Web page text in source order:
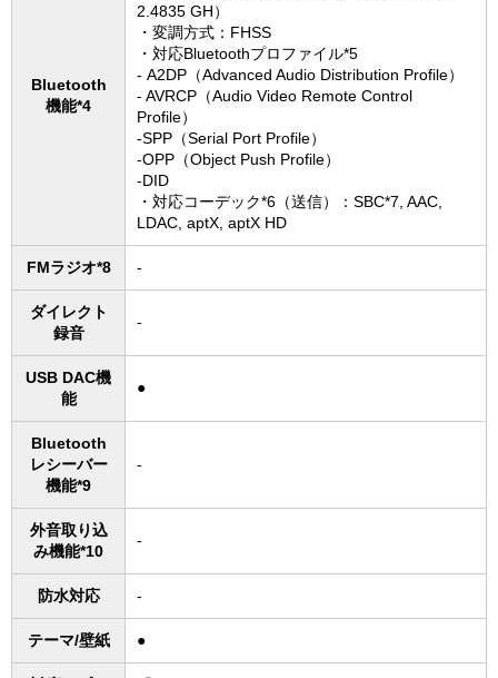
Bluetooth
機能*4
2.4835 GH）
・変調方式：FHSS
・対応Bluetoothプロファイル*5
- A2DP（Advanced Audio Distribution Profile）
- AVRCP（Audio Video Remote Control
Profile）
-SPP（Serial Port Profile）
-OPP（Object Push Profile）
-DID
・対応コーデック*6（送信）：SBC*7, AAC,
LDAC, aptX, aptX HD
FMラジオ*8 -
ダイレクト
録音
-
USB DAC機
能
●
Bluetooth
レシーバー
機能*9
-
外音取り込
み機能*10
-
防水対応 -
テーマ/壁紙 ●